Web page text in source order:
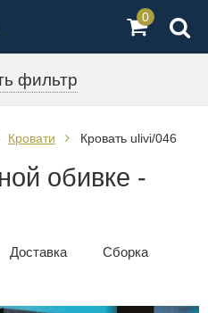
0
фильтр
Кровати Кровать ulivi/046
обивке -
Доставка
Сборка